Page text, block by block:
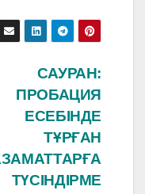
САУРАН:
ПРОБАЦИЯ
ЕСЕБІНДЕ
ТҰРҒАН
ТҮСІНДІРМЕ